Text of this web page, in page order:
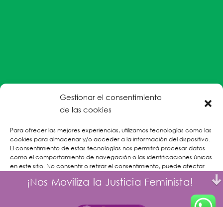
Gestionar el consentimiento
de las cookies
Para ofrecer las mejores experiencias, utilizamos tecnologías como las
cookies para almacenar y/o acceder a la información del dispositivo.
El consentimiento de estas tecnologías nos permitirá procesar datos
como el comportamiento de navegación o las identificaciones únicas
en este sitio. No consentir o retirar el consentimiento, puede afectar
Aceptar
#EnColectiva estamos comprometidas con la
parte del personal humanitario hacia personas
refugiadas, migrantes desplazadas internas y/o
victimas sobrevivientes de Violencias Basadas en
Género.
¡Nos Moviliza la Justicia Feminista!